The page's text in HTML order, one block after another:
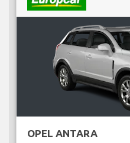
OPEL ANTARA